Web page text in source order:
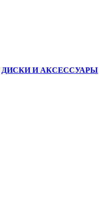
ДИСКИ И АКСЕССУАРЫ